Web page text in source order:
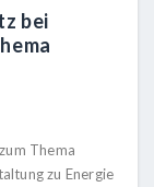
bei
Thema
zu Energie